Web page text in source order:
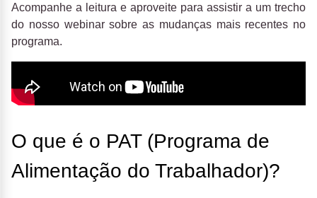
Acompanhe a leitura e aproveite para assistir a um trecho
do nosso webinar sobre as mudanças mais recentes no
programa.
O que é o PAT (Programa de
Alimentação do Trabalhador)?